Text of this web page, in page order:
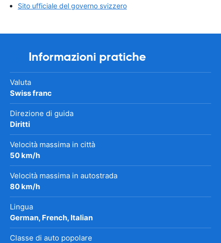
Sito ufficiale del governo svizzero
Informazioni pratiche
Valuta
Swiss franc
Direzione di guida
Diritti
Velocità massima in città
50 km/h
Velocità massima in autostrada
80 km/h
Lingua
German, French, Italian
Classe di auto popolare